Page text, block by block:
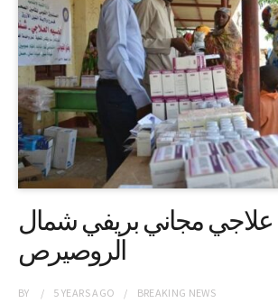
مجاني بريفي شمال
الروصيرص
BY 5 YEARSAGO BREAKING NEWS